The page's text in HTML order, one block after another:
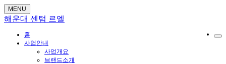
MENU
해운대 센텀 르엘
홈
사업안내
사업개요
브랜드소개